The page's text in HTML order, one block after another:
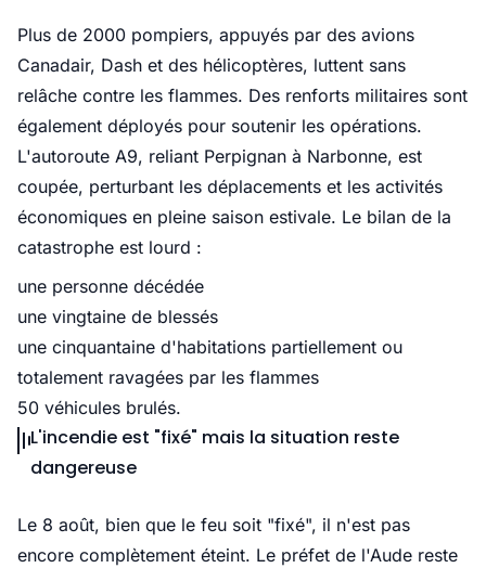
Plus de 2000 pompiers, appuyés par des avions
Canadair, Dash et des hélicoptères, luttent sans
relâche contre les flammes. Des renforts militaires sont
également déployés pour soutenir les opérations.
L'autoroute A9, reliant Perpignan à Narbonne, est
coupée, perturbant les déplacements et les activités
économiques en pleine saison estivale. Le bilan de la
catastrophe est lourd :
une personne décédée
une vingtaine de blessés
une cinquantaine d'habitations partiellement ou
totalement ravagées par les flammes
50 véhicules brulés.
L'incendie est "fixé" mais la situation reste
dangereuse
Le 8 août, bien que le feu soit "fixé", il n'est pas
encore complètement éteint. Le préfet de l'Aude reste